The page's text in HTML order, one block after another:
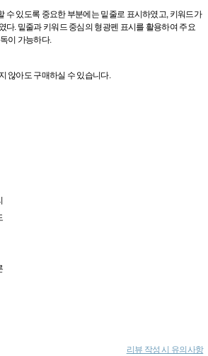
수 있도록 중요한 부분에는 밑줄로 표시하였고, 키워드가
다. 밑줄과 키워드 중심의 형광펜 표시를 활용하여 주요
이 가능하다.
않아도 구매하실 수 있습니다.
리뷰 작성 시 유의사항